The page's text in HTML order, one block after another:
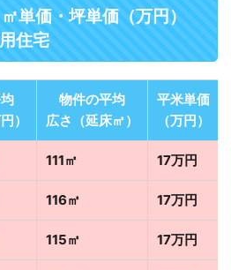
単価・坪単価（万円）
住宅
）
物件の平均
広さ（延床㎡）
平米単価
（万円）
111㎡ 17万円
116㎡ 17万円
115㎡ 17万円